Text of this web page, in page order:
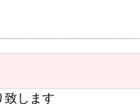
致します